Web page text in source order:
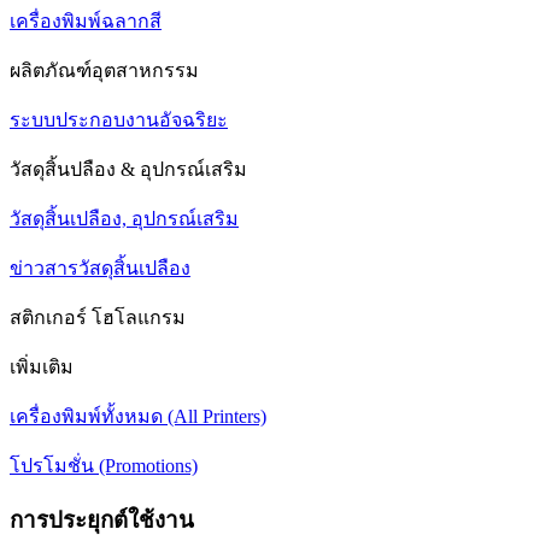
เครื่องพิมพ์ฉลากสี
ผลิตภัณฑ์อุตสาหกรรม
ระบบประกอบงานอัจฉริยะ
วัสดุสิ้นปลือง & อุปกรณ์เสริม
วัสดุสิ้นเปลือง, อุปกรณ์เสริม
ข่าวสารวัสดุสิ้นเปลือง
สติกเกอร์ โฮโลแกรม
เพิ่มเติม
เครื่องพิมพ์ทั้งหมด (All Printers)
โปรโมชั่น (Promotions)
การประยุกต์ใช้งาน